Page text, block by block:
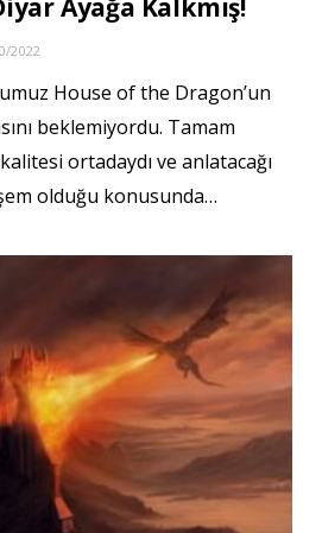
Ayağa Kalkmış!
2022
House of the Dragon’un
beklemiyordu. Tamam
ortadaydı ve anlatacağı
olduğu konusunda…